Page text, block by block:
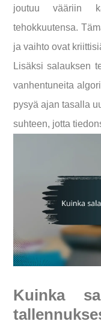
joutuu vääriin
tehokkuutensa.
ja vaihto ovat
Lisäksi salauksen
vanhentuneita
pysyä ajan tasalla
suhteen, jotta
Kuinka